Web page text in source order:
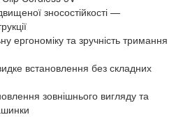
зносостійкості —
ергономіку та зручність тримання
встановлення без складних
зовнішнього вигляду та